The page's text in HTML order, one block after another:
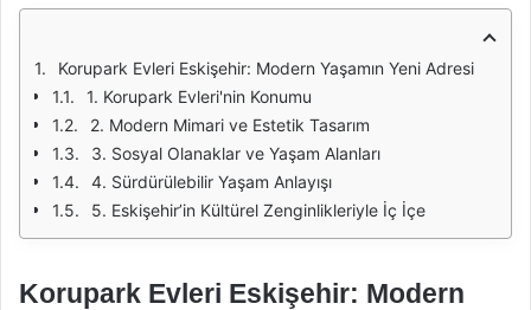
Korupark Evleri Eskişehir: Modern Yaşamın Yeni Adresi
1. Korupark Evleri'nin Konumu
2. Modern Mimari ve Estetik Tasarım
3. Sosyal Olanaklar ve Yaşam Alanları
4. Sürdürülebilir Yaşam Anlayışı
5. Eskişehir’in Kültürel Zenginlikleriyle İç İçe
Korupark Evleri Eskişehir: Modern